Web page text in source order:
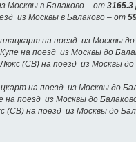
Москвы в Балаково – от 3165.3
из Москвы в Балаково – от
на поезд из Москвы
на поезд из Москвы до
(СВ) на поезд из Москвы до
на поезд из Москвы до
поезд из Москвы до
(СВ) на поезд из Москвы до